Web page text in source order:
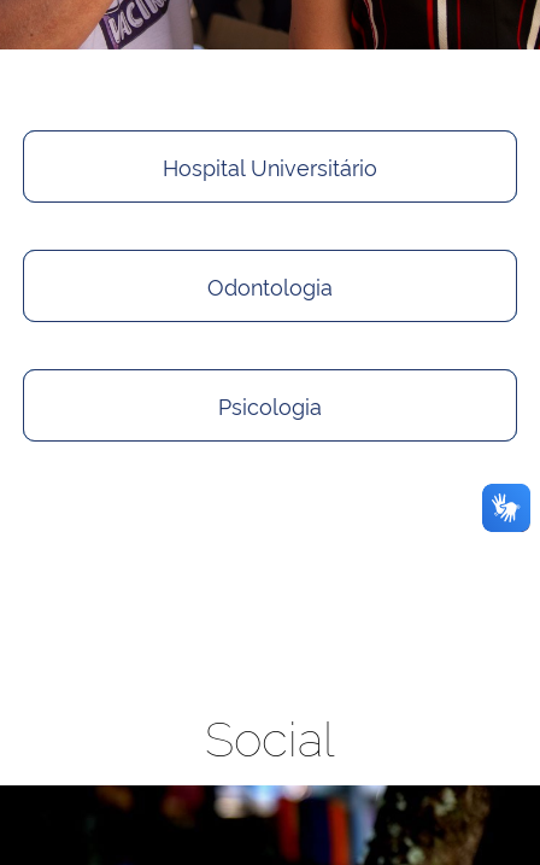
Hospital Universitário
Odontologia
Psicologia
Social